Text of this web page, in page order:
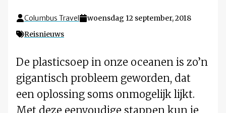
Columbus Travel
woensdag 12 september, 2018
Reisnieuws
De plasticsoep in onze oceanen is zo’n
gigantisch probleem geworden, dat
een oplossing soms onmogelijk lijkt.
Met deze eenvoudige stappen kun je